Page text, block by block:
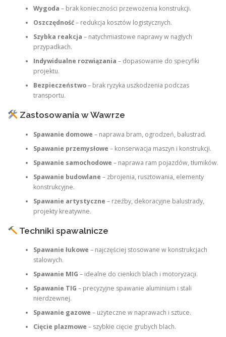
Wygoda – brak konieczności przewożenia konstrukcji.
Oszczędność– redukcja kosztów logistycznych.
Szybka reakcja – natychmiastowe naprawy w nagłych
przypadkach.
Indywidualne rozwiązania – dopasowanie do specyfiki
projektu.
Bezpieczeństwo– brak ryzyka uszkodzenia podczas
transportu.
Zastosowania w Wawrze
Spawanie domowe – naprawa bram, ogrodzeń, balustrad.
Spawanie przemysłowe – konserwacja maszyn i konstrukcji.
Spawanie samochodowe – naprawa ram pojazdów, tłumików.
Spawanie budowlane – zbrojenia, rusztowania, elementy
konstrukcyjne.
Spawanie artystyczne – rzeźby, dekoracyjne balustrady,
projekty kreatywne.
Techniki spawalnicze
Spawanie łukowe – najczęściej stosowane w konstrukcjach
stalowych.
Spawanie MIG – idealne do cienkich blach i motoryzacji.
Spawanie TIG – precyzyjne spawanie aluminium i stali
nierdzewnej.
Spawanie gazowe – użyteczne w naprawach i sztuce.
Cięcie plazmowe – szybkie cięcie grubych blach.